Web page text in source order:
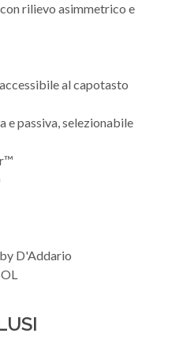
rilievo asimmetrico e
al capotasto
e passiva, selezionabile
D'Addario